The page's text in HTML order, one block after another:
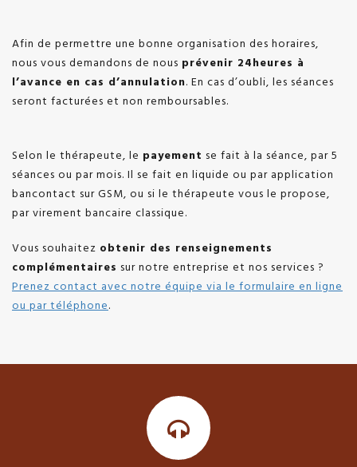
Afin de permettre une bonne organisation des horaires,
nous vous demandons de nous prévenir 24heures à
l’avance en cas d’annulation. En cas d’oubli, les séances
seront facturées et non remboursables.
Selon le thérapeute, le payement se fait à la séance, par 5
séances ou par mois. Il se fait en liquide ou par application
bancontact sur GSM, ou si le thérapeute vous le propose,
par virement bancaire classique.
Vous souhaitez obtenir des renseignements
complémentaires sur notre entreprise et nos services ?
Prenez contact avec notre équipe via le formulaire en ligne
ou par téléphone.